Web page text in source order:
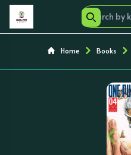
Home Books
‹